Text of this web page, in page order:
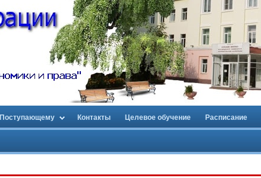
Поступающему Контакты Целевое обучение Расписание